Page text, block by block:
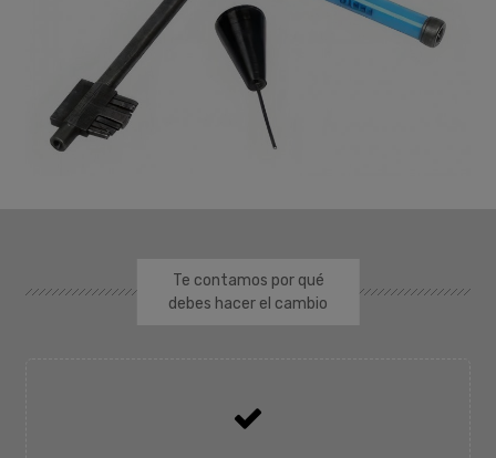
Te contamos por qué
debes hacer el cambio
